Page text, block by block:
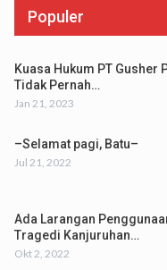
Populer
Kuasa Hukum PT Gusher
Tidak Pernah…
Jan 21, 2023
–Selamat pagi, Batu–
Jul 21, 2022
Ada Larangan
Tragedi Kanjuruhan…
Okt 2, 2022